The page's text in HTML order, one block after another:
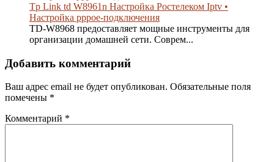
Tp Link td W8961n Настройка Ростелеком Iptv •
Настройка pppoe-подключения
TD-W8968 предоставляет мощные инструменты для
организации домашней сети. Соврем...
Добавить комментарий
Ваш адрес email не будет опубликован. Обязательные поля
помечены *
Комментарий *